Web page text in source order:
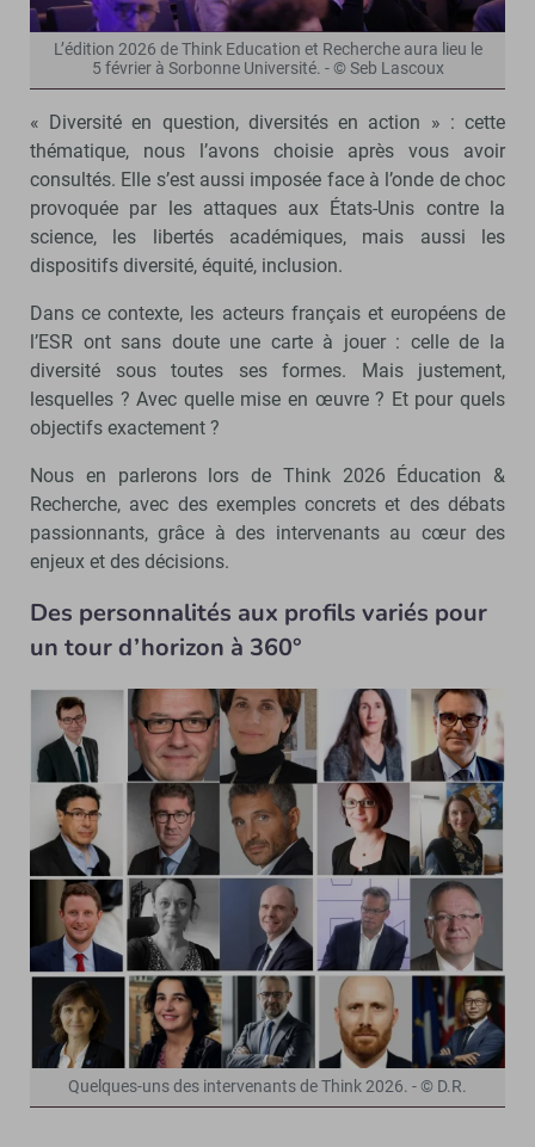
L’édition 2026 de Think Education et Recherche aura lieu le
5 février à Sorbonne Université. - © Seb Lascoux
« Diversité en question, diversités en action » : cette
thématique, nous l’avons choisie après vous avoir
consultés. Elle s’est aussi imposée face à l’onde de choc
provoquée par les attaques aux États-Unis contre la
science, les libertés académiques, mais aussi les
dispositifs diversité, équité, inclusion.
Dans ce contexte, les acteurs français et européens de
l’ESR ont sans doute une carte à jouer : celle de la
diversité sous toutes ses formes. Mais justement,
lesquelles ? Avec quelle mise en œuvre ? Et pour quels
objectifs exactement ?
Nous en parlerons lors de Think 2026 Éducation &
Recherche, avec des exemples concrets et des débats
passionnants, grâce à des intervenants au cœur des
enjeux et des décisions.
Des personnalités aux profils variés pour
un tour d’horizon à 360°
Quelques-uns des intervenants de Think 2026. - © D.R.